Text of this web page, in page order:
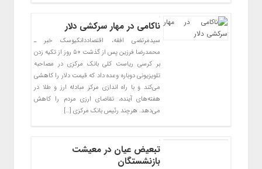
ناکامی در مهار سرکشی دلار
سیدمرتضی افقه، اقتصاددانکیوسک خبر ـ
محمدرضا فرزین پس از گذشت ۵۰ روز از تکیه زدن
بر کرسی ریاست کلی بانک مرکزی در مصاحبه
تلویزیونی دوباره وعده داد که قیمت دلار را کاهشی
می‌کند و با راه اندازی مرکز مبادله ارز و طلا در
هفته‌های آینده، تقاضای ارزی مردم را کاهش
می‌دهد. هرچند رئیس بانک مرکزی […]
تبعیض عیان در معیشت
بازنشستگان